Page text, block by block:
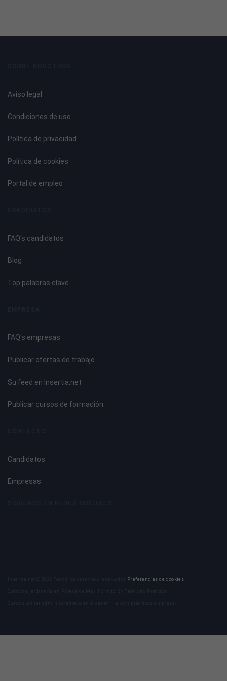
Aviso legal
Condiciones de uso
Política de privacidad
Política de cookies
Portal de empleo
FAQ's candidatos
Blog
Top palabras clave
FAQ's empresas
Publicar ofertas de trabajo
Su feed en Insertia.net
Publicar cursos de formación
Candidatos
Empresas
Preferencias de cookies